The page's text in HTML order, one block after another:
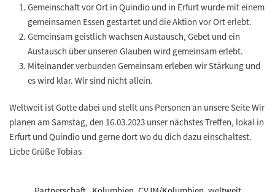
Gemeinschaft vor Ort in Quindio und in Erfurt wurde mit einem
gemeinsamen Essen gestartet und die Aktion vor Ort erlebt.
Gemeinsam geistlich wachsen Austausch, Gebet und ein
Austausch über unseren Glauben wird gemeinsam erlebt.
Miteinander verbunden Gemeinsam erleben wir Stärkung und
es wird klar. Wir sind nicht allein.
Weltweit ist Gotte dabei und stellt uns Personen an unsere Seite Wir
planen am Samstag, den 16.03.2023 unser nächstes Treffen, lokal in
Erfurt und Quindio und gerne dort wo du dich dazu einschaltest.
Liebe Grüße Tobias